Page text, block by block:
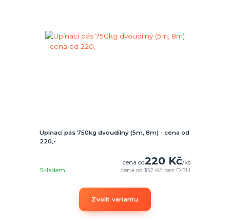
Upínací pás 750kg dvoudílný (5m, 8m) - cena od
220,-
cena od220 Kč/ks
cena od182 Kč bez DPH
Skladem
Zvolit variantu